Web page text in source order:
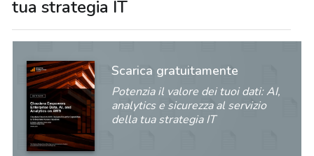
tua strategia IT
Scarica gratuitamente
Potenzia il valore dei tuoi dati: AI,
analytics e sicurezza al servizio
della tua strategia IT